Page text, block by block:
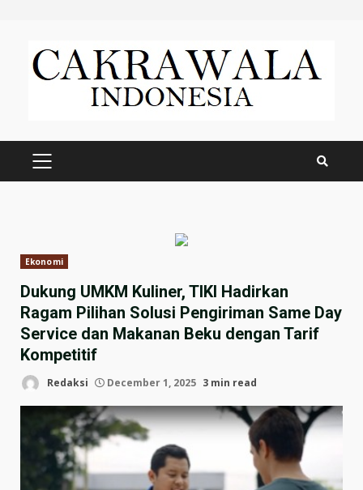
content
PRIMARY
Ekonomi
Dukung UMKM Kuliner, TIKI Hadirkan
Ragam Pilihan Solusi Pengiriman Same Day
Service dan Makanan Beku dengan Tarif
Kompetitif
Redaksi December 1, 2025 3 min read